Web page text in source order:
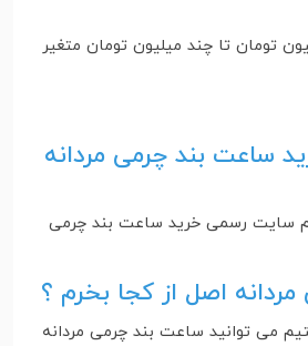
تومان تا چند میلیون تومان متغیر
ساعت بند چرمی مردانه
سایت رسمی خرید ساعت بند چرمی
اصل از کجا بخرم ؟
می توانید ساعت بند چرمی مردانه